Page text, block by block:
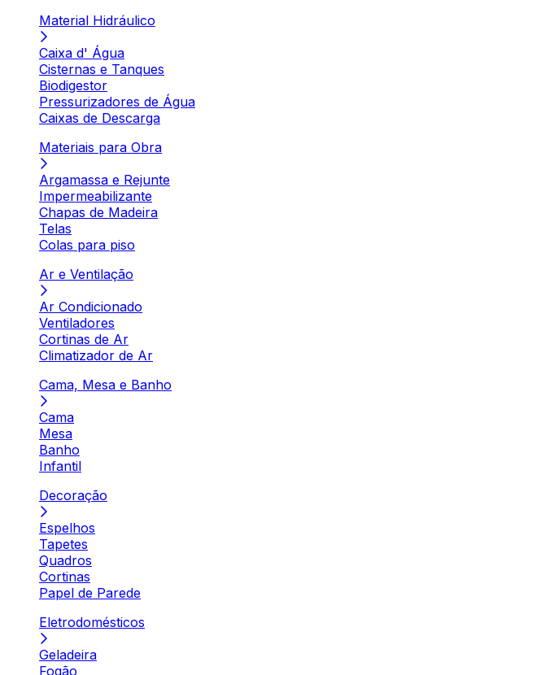
Material Hidráulico
Caixa d' Água
Cisternas e Tanques
Biodigestor
Pressurizadores de Água
Caixas de Descarga
Materiais para Obra
Argamassa e Rejunte
Impermeabilizante
Chapas de Madeira
Telas
Colas para piso
Ar e Ventilação
Ar Condicionado
Ventiladores
Cortinas de Ar
Climatizador de Ar
Cama, Mesa e Banho
Cama
Mesa
Banho
Infantil
Decoração
Espelhos
Tapetes
Quadros
Cortinas
Papel de Parede
Eletrodomésticos
Geladeira
Fogão